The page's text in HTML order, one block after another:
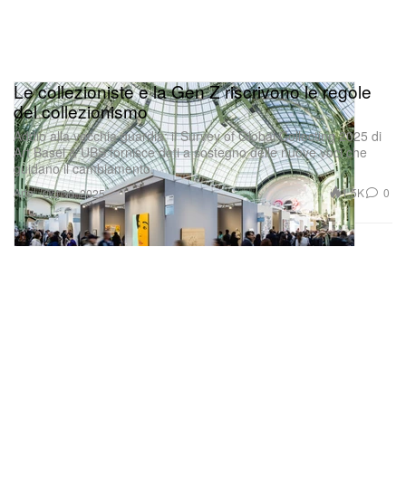
Arte
Le collezioniste e la Gen Z riscrivono le regole
del collezionismo
Addio alla vecchia guardia: il Survey of Global Collecting 2025 di
Art Basel & UBS fornisce dati a sostegno delle nuove voci che
guidano il cambiamento.
Oct 30, 2025 1.5K 0